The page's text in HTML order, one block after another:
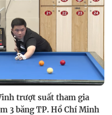
trượt suất tham gia
3 băng TP. Hồ Chí Minh